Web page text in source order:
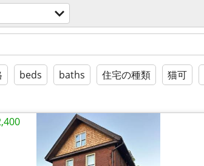
beds baths 住宅の種類 猫可